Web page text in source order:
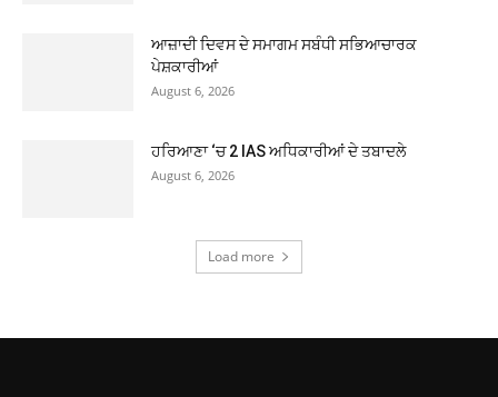
ਆਜ਼ਾਦੀ ਦਿਵਸ ਦੇ ਸਮਾਗਮ ਸਬੰਧੀ ਸਭਿਆਚਾਰਕ
ਪੇਸ਼ਕਾਰੀਆਂ
August 6, 2026
ਹਰਿਆਣਾ ‘ਚ 2 IAS ਅਧਿਕਾਰੀਆਂ ਦੇ ਤਬਾਦਲੇ
August 6, 2026
Load more